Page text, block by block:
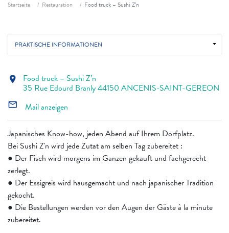
Startseite Restauration Food truck – Sushi Z’n
PRAKTISCHE INFORMATIONEN
Japanisches Know-how, jeden Abend auf Ihrem Dorfplatz.
Bei Sushi Z'n wird jede Zutat am selben Tag zubereitet :
● Der Fisch wird morgens im Ganzen gekauft und fachgerecht
zerlegt.
● Der Essigreis wird hausgemacht und nach japanischer Tradition
gekocht.
● Die Bestellungen werden vor den Augen der Gäste à la minute
zubereitet.
location_on Food truck – Sushi Z’n
35 Rue Edourd Branly 44150 ANCENIS-SAINT-GEREON
mail_outline Mail anzeigen